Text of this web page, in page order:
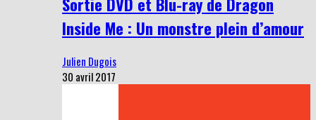
Inside Me : Un monstre plein d’amour
Julien Dugois
30 avril 2017